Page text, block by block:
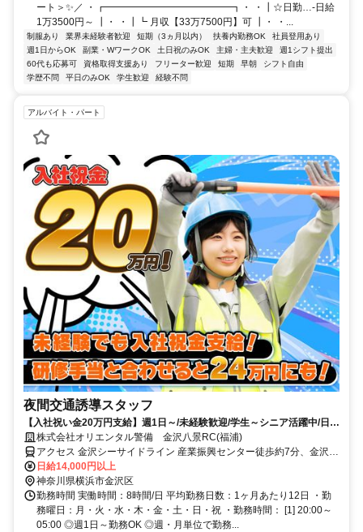
ート＞✨／ ・┏━━━━━━━━━━━━━┓・ ・┃☆日勤…-日給
1万3500円～ ┃・ ・┃┗ 月収【33万7500円】可 ┃・ ・...
制服あり 業界未経験者歓迎 短期（3ヵ月以内） 扶養内勤務OK
社員登用あり
週1日からOK
副業・WワークOK 土日祝のみOK 主婦・主夫歓迎
週1シフト提出
60代も応募可
資格取得支援あり フリーター歓迎 短期 早朝
シフト自由
学歴不問
平日のみOK 学生歓迎 経験不問
アルバイト・パート
夜間交通誘導スタッフ
【入社祝い金20万円支給】週1日～/未経験歓迎/学生～シニア活躍中/日払
い・週払いOK/履歴書不要！
株式会社オリエンタル警備 金沢八景RC(福浦)
アクセス 金沢シーサイドライン 産業振興センター徒歩約7分、金沢シ
ーサイドライン 福浦出口3徒歩約9分、金沢シーサイドライン 市大医
学部徒歩約15分 (面接地/金沢八景リクルートセンター)神奈川県横浜
市金沢区瀬戸１７－２ ２０２号
日給14,000円以上
神奈川県横浜市金沢区
勤務時間 実働時間：8時間/日 平均勤務日数：1ヶ月あたり12日 ・勤
務曜日：月・火・水・木・金・土・日・祝 ・勤務時間： [1] 20:00～
05:00 ◎週1日～勤務OK ◎週・月単位で勤務...